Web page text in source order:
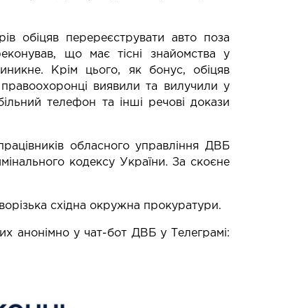
обіцяв перереєструвати авто поза
що має тісні знайомства у
Крім цього, як бонус, обіцяв
виявили та вилучили у
телефон та інші речові докази
обласного управління ДВБ
кодексу України. За скоєне
східна окружна прокуратури.
анонімно у чат-бот ДВБ у Телеграмі: